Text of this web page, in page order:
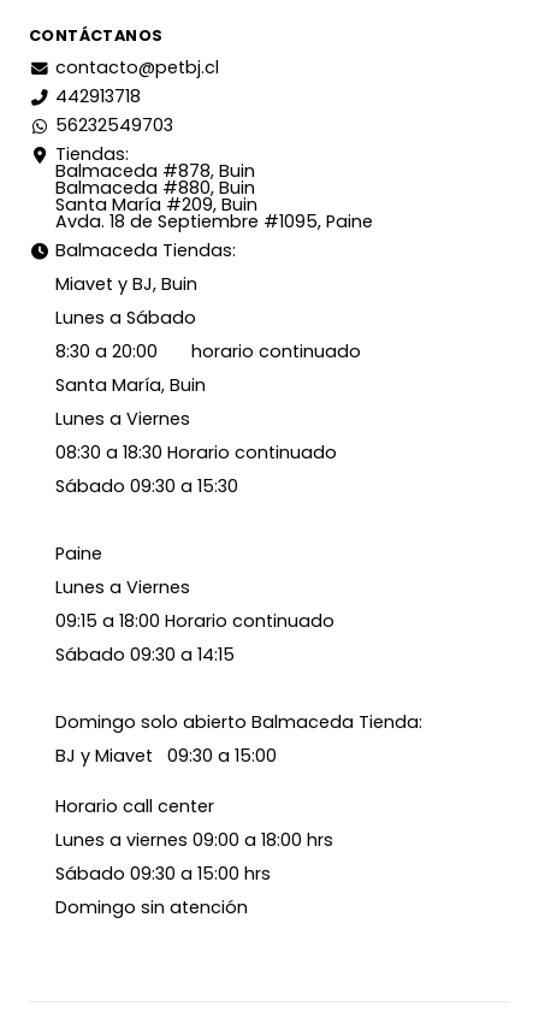
CONTÁCTANOS
contacto@petbj.cl
442913718
56232549703
Tiendas:
Balmaceda #878, Buin
Balmaceda #880, Buin
Santa María #209, Buin
Avda. 18 de Septiembre #1095, Paine
Balmaceda Tiendas:
Miavet y BJ, Buin
Lunes a Sábado
8:30 a 20:00 horario continuado
Santa María, Buin
Lunes a Viernes
08:30 a 18:30 Horario continuado
Sábado 09:30 a 15:30
Paine
Lunes a Viernes
09:15 a 18:00 Horario continuado
Sábado 09:30 a 14:15
Domingo solo abierto Balmaceda Tienda:
BJ y Miavet 09:30 a 15:00
Horario call center
Lunes a viernes 09:00 a 18:00 hrs
Sábado 09:30 a 15:00 hrs
Domingo sin atención